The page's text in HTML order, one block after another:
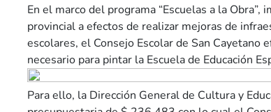
En el marco del programa “Escuelas a la
provincial a efectos de realizar mejoras de
escolares, el Consejo Escolar de San Cayetano
necesario para pintar la Escuela de Educación
Para ello, la Dirección General de Cultura y